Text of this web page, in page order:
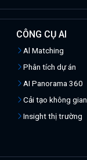
CÔNG CỤ AI
Al Matching
Phân tích dự án
AI Panorama 360
Cải tạo không gian
Insight thị trường